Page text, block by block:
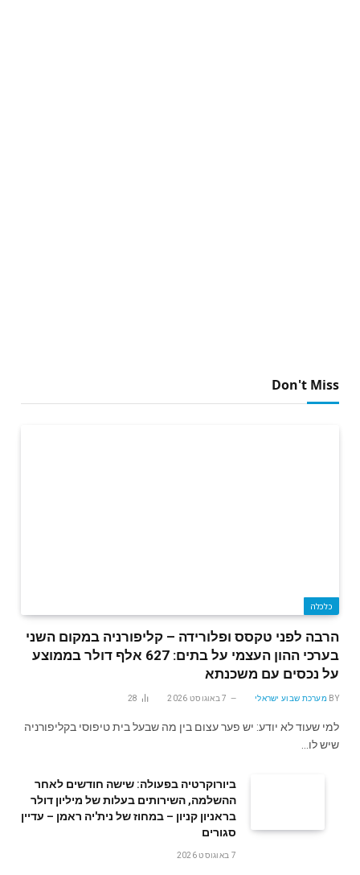
Don't Miss
כלכלה
הרבה לפני טקסס ופלורידה – קליפורניה במקום השני
בערכי ההון העצמי על בתים: 627 אלף דולר בממוצע
על נכסים עם משכנתא
BY מערכת שבוע ישראלי 7 באוגוסט 2026 28
למי שעוד לא יודע: יש פער עצום בין מה שבעל בית טיפוסי בקליפורניה
שיש לו…
ביורוקרטיה בפעולה: שישה חודשים לאחר
ההשלמה, השירותים בעלות של מיליון דולר
בראניון קניון – במחוז של נית'יה ראמן – עדיין
סגורים
7 באוגוסט 2026